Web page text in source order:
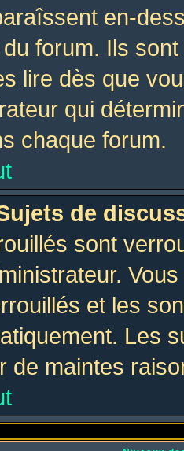
en-
forum. Ils
lire dès que
qui
chaque forum.
de
sont
et les
Les
de maintes